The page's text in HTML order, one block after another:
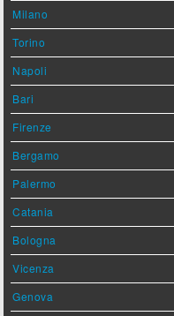
Milano
Torino
Napoli
Bari
Firenze
Bergamo
Palermo
Catania
Bologna
Vicenza
Genova